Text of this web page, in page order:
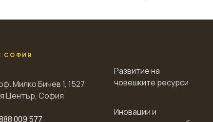
СОФИЯ
Милко Бичев 1, 1527
Център, София
009 577
Развитие на
човешките ресурси
Иновации и